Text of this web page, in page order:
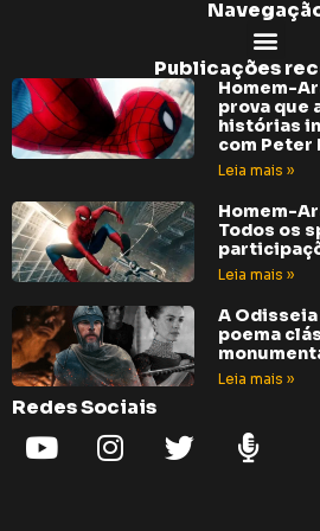
Publicações
Homem-
prova que
histórias
com Peter
Leia mais »
Homem-
Todos os
Leia mais »
A
poema
Leia mais »
Redes Sociais